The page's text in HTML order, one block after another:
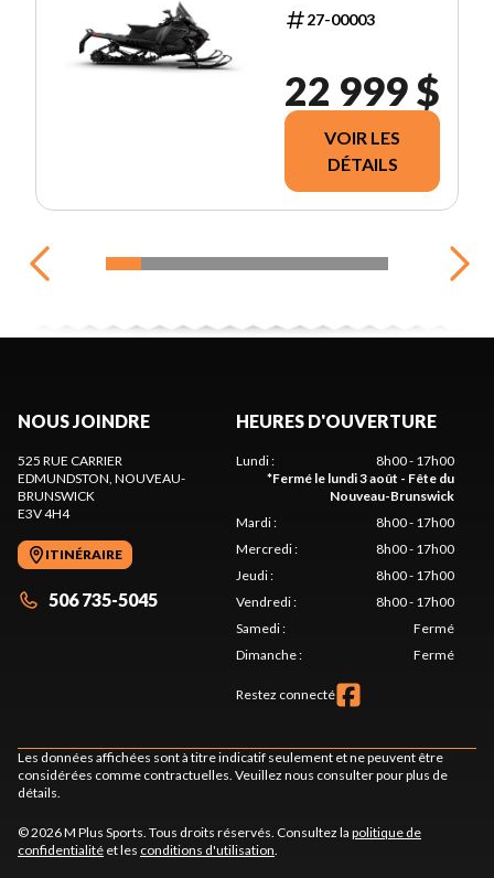
27-00003
22 999 $
VOIR LES
DÉTAILS
NOUS JOINDRE
525 RUE CARRIER
EDMUNDSTON , NOUVEAU-
BRUNSWICK
E3V 4H4
ITINÉRAIRE
506 735-5045
HEURES D'OUVERTURE
Lundi:
8h00 - 17h00
*Fermé le lundi 3 août - Fête du
Nouveau-Brunswick
Mardi:
8h00 - 17h00
Mercredi:
8h00 - 17h00
Jeudi:
8h00 - 17h00
Vendredi:
8h00 - 17h00
Samedi:
Fermé
Dimanche: Fermé
Restez connecté
Les données affichées sont à titre indicatif seulement et ne peuvent être
considérées comme contractuelles. Veuillez nous consulter pour plus de
détails.
© 2026 M Plus Sports. Tous droits réservés. Consultez la politique de
confidentialité et les conditions d'utilisation